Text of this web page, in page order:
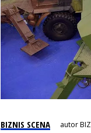
BIZNIS SCENA autor